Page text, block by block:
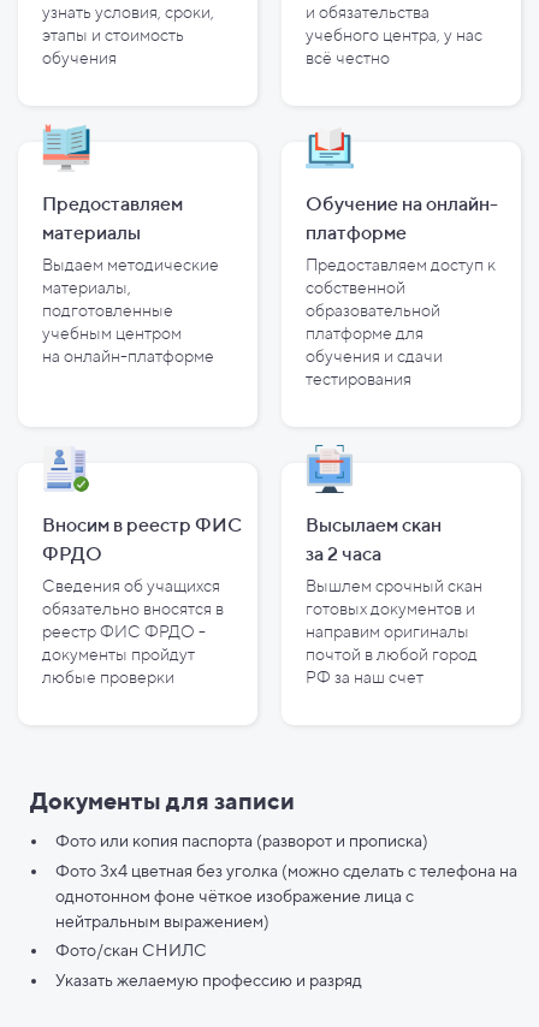
узнать условия, сроки,
этапы и стоимость
обучения
и обязательства
учебного центра, у нас
всё честно
Предоставляем
материалы
Выдаем методические
материалы,
подготовленные
учебным центром
на онлайн-платформе
Обучение на онлайн-
платформе
Предоставляем доступ к
собственной
образовательной
платформе для
обучения и сдачи
тестирования
Вносим в реестр ФИС
ФРДО
Сведения об учащихся
обязательно вносятся в
реестр ФИС ФРДО -
документы пройдут
любые проверки
Высылаем скан
за2 часа
Вышлем срочный скан
готовых документов и
направим оригиналы
почтой в любой город
РФ за наш счет
Документы для записи
Фото или копия паспорта (разворот и прописка)
Фото 3х4 цветная без уголка (можно сделать с телефона на
однотонном фоне чёткое изображение лица с
нейтральным выражением)
Фото/скан СНИЛС
Указать желаемую профессию и разряд